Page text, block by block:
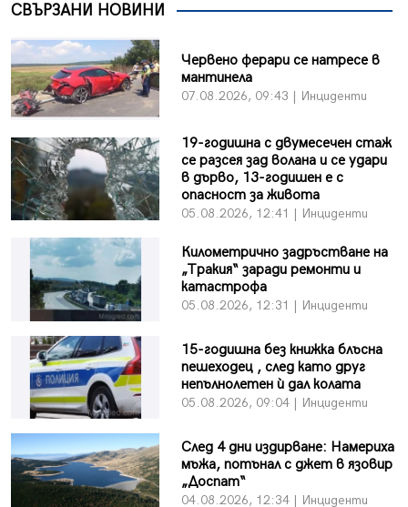
СВЪРЗАНИ НОВИНИ
Червено ферари се натресе в
мантинела
07.08.2026, 09:43 | Инциденти
19-годишна с двумесечен стаж
се разсея зад волана и се удари
в дърво, 13-годишен е с
опасност за живота
05.08.2026, 12:41 | Инциденти
Километрично задръстване на
„Тракия“ заради ремонти и
катастрофа
05.08.2026, 12:31 | Инциденти
15-годишна без книжка блъсна
пешеходец , след като друг
непълнолетен ѝ дал колата
05.08.2026, 09:04 | Инциденти
След 4 дни издирване: Намериха
мъжа, потънал с джет в язовир
„Доспат“
04.08.2026, 12:34 | Инциденти